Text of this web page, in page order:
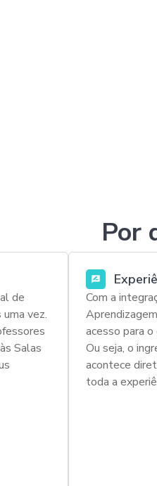
Por
de
vez.
Salas
Com a
acesso para
Ou seja, o
acontece
toda a